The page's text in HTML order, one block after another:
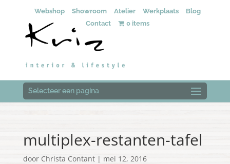
Webshop Showroom Atelier Werkplaats
Blog
Contact
0 items
Selecteer een pagina
multiplex-restanten-tafel
door Christa Contant| mei 12, 2016